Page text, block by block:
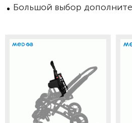
Большой выбор